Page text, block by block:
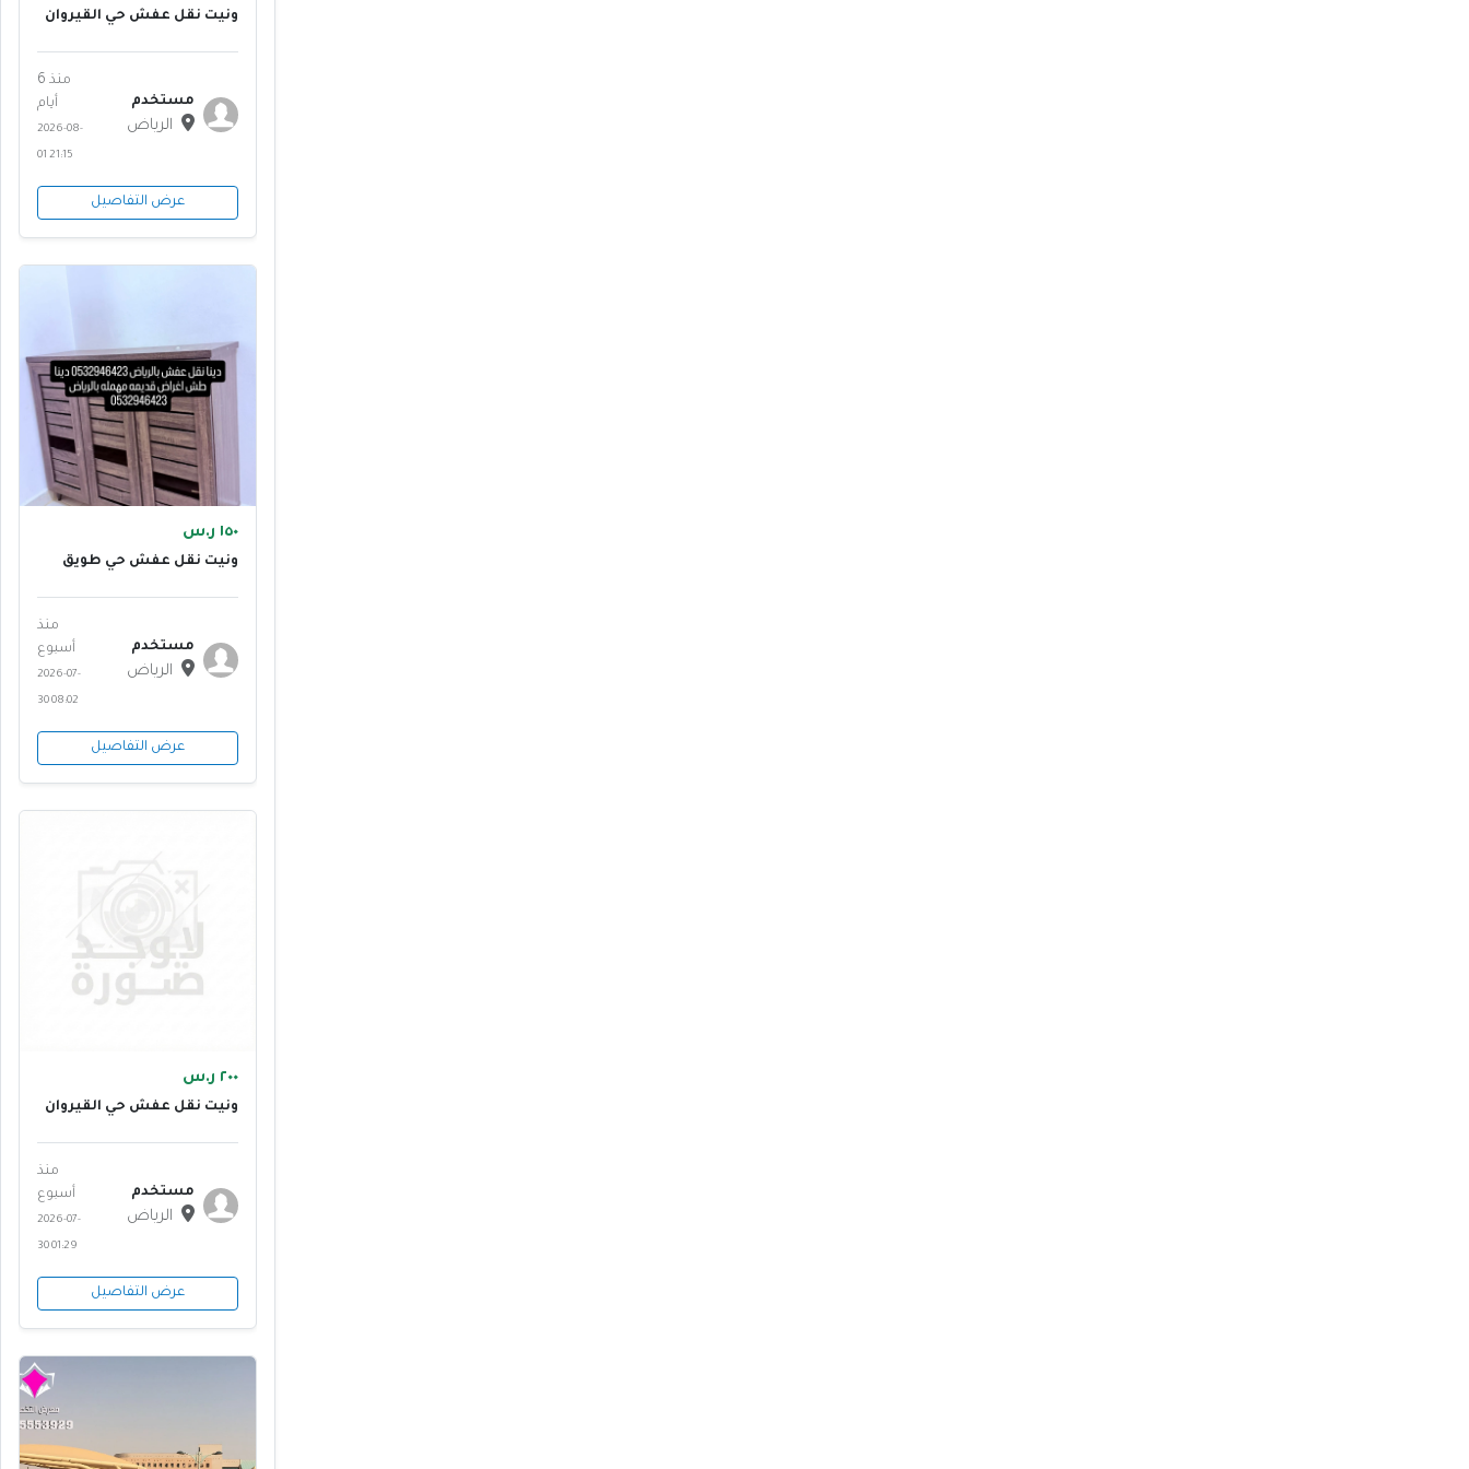
ونيت نقل عفش حي القيروان
مستخدم
الرياض
منذ 6
أيام
2026-08-
01 21:15
عرض التفاصيل
١٥٠ ر.س
ونيت نقل عفش حي طويق
مستخدم
الرياض
منذ
أسبوع
2026-07-
30 08:02
عرض التفاصيل
٢٠٠ ر.س
ونيت نقل عفش حي القيروان
مستخدم
الرياض
منذ
أسبوع
2026-07-
30 01:29
عرض التفاصيل